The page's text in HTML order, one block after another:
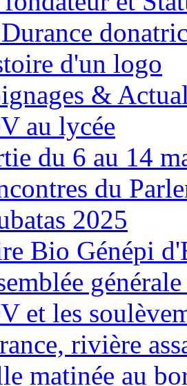
d'un logo
&
au lycée
du 6 au 14
du
2025
Bio Génépi
et les
rivière
matinée au